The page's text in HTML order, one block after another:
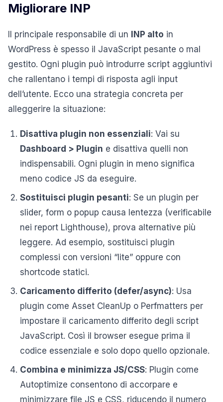
Migliorare INP
Il principale responsabile di un INP alto in
WordPress è spesso il JavaScript pesante o mal
gestito. Ogni plugin può introdurre script aggiuntivi
che rallentano i tempi di risposta agli input
dell’utente. Ecco una strategia concreta per
alleggerire la situazione:
Disattiva plugin non essenziali: Vai su
Dashboard > Plugin e disattiva quelli non
indispensabili. Ogni plugin in meno significa
meno codice JS da eseguire.
Sostituisci plugin pesanti: Se un plugin per
slider, form o popup causa lentezza (verificabile
nei report Lighthouse), prova alternative più
leggere. Ad esempio, sostituisci plugin
complessi con versioni “lite” oppure con
shortcode statici.
Caricamento differito (defer/async): Usa
plugin come Asset CleanUp o Perfmatters per
impostare il caricamento differito degli script
JavaScript. Così il browser esegue prima il
codice essenziale e solo dopo quello opzionale.
Combina e minimizza JS/CSS: Plugin come
Autoptimize consentono di accorpare e
minimizzare file JS e CSS, riducendo il numero